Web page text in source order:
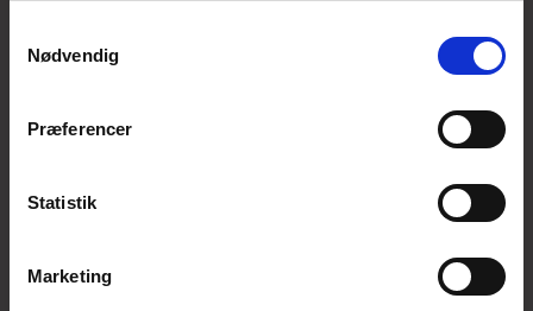
Nødvendig
Præferencer
Statistik
Marketing